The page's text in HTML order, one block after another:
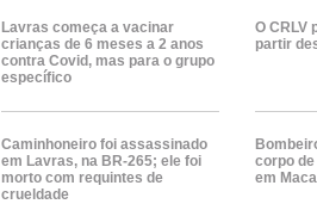
Lavras começa a vacinar
crianças de 6 meses a 2 anos
contra Covid, mas para o grupo
específico
O CRLV
partir
Caminhoneiro foi assassinado
em Lavras, na BR-265; ele foi
morto com requintes de
crueldade
corpo de
em